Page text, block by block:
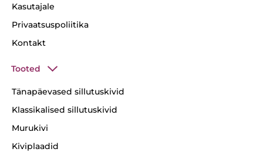
Kasutajale
Privaatsuspoliitika
Kontakt
Tooted
Tänapäevased sillutuskivid
Klassikalised sillutuskivid
Murukivi
Kiviplaadid